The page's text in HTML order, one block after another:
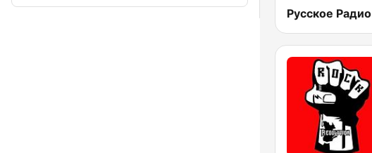
Русское Радио